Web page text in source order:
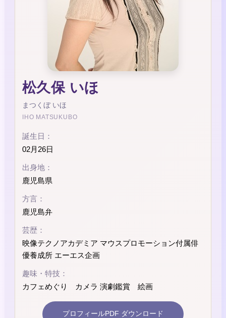
松久保 いほ
まつくぼ いほ
IHO MATSUKUBO
誕生日：
02月26日
出身地：
鹿児島県
方言：
鹿児島弁
芸歴：
映像テクノアカデミア マウスプロモーション付属俳
優養成所 エーエス企画
趣味・特技：
カフェめぐり カメラ 演劇鑑賞 絵画
プロフィールPDF ダウンロード